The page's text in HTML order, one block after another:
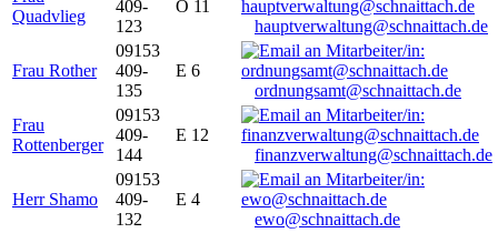
Quadvlieg
409-
123
O 11
hauptverwaltung@schnaittach.de
Frau Rother
09153
409-
135
E 6
ordnungsamt@schnaittach.de
Frau
Rottenberger
09153
409-
144
E 12
finanzverwaltung@schnaittach.de
Herr Shamo
09153
409-
132
E 4
ewo@schnaittach.de